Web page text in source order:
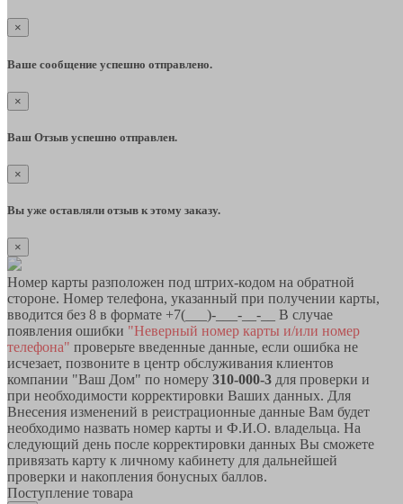
×
Ваше сообщение успешно отправлено.
×
Ваш Отзыв успешно отправлен.
×
Вы уже оставляли отзыв к этому заказу.
×
Номер карты разположен под штрих-кодом на обратной
стороне. Номер телефона, указанный при получении карты,
вводится без 8 в формате +7(___)-___-__-__ В случае
появления ошибки "Неверный номер карты и/или номер
телефона" проверьте введенные данные, если ошибка не
исчезает, позвоните в центр обслуживания клиентов
компании "Ваш Дом" по номеру 310-000-3 для проверки и
при необходимости корректировки Ваших данных. Для
Внесения изменений в реистрационные данные Вам будет
необходимо назвать номер карты и Ф.И.О. владельца. На
следующий день после корректировки данных Вы сможете
привязать карту к личному кабинету для дальнейшей
проверки и накопления бонусных баллов.
Поступление товара